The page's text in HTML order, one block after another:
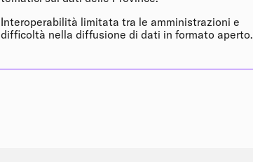
Interoperabilità limitata tra le amministrazioni e
difficoltà nella diffusione di dati in formato aperto.